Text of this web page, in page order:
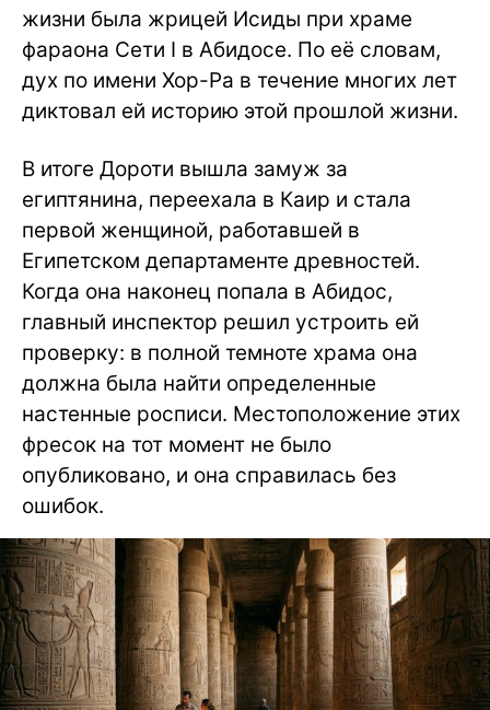
жизни была жрицей Исиды при храме
фараона Сети I в Абидосе. По её словам,
дух по имени Хор-Ра в течение многих лет
диктовал ей историю этой прошлой жизни.
В итоге Дороти вышла замуж за
египтянина, переехала в Каир и стала
первой женщиной, работавшей в
Египетском департаменте древностей.
Когда она наконец попала в Абидос,
главный инспектор решил устроить ей
проверку: в полной темноте храма она
должна была найти определенные
настенные росписи. Местоположение этих
фресок на тот момент не было
опубликовано, и она справилась без
ошибок.